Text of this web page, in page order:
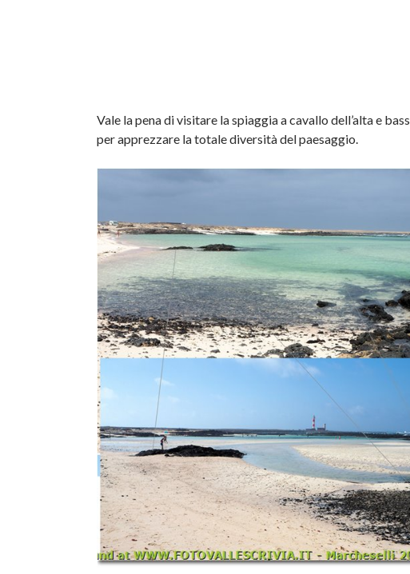
Vale la pena di visitare la spiaggia a cavallo dell’alta e
per apprezzare la totale diversità del paesaggio.